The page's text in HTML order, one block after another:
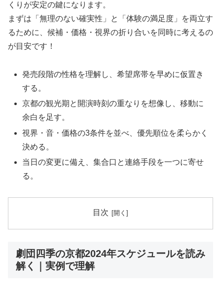
くりが安定の鍵になります。
まずは「無理のない確実性」と「体験の満足度」を両立す
るために、候補・価格・視界の折り合いを同時に考えるの
が目安です！
発売段階の性格を理解し、希望席帯を早めに仮置き
する。
京都の観光期と開演時刻の重なりを想像し、移動に
余白を足す。
視界・音・価格の3条件を並べ、優先順位を柔らかく
決める。
当日の変更に備え、集合口と連絡手段を一つに寄せ
る。
目次
劇団四季の京都2024年スケジュールを読み
解く｜実例で理解